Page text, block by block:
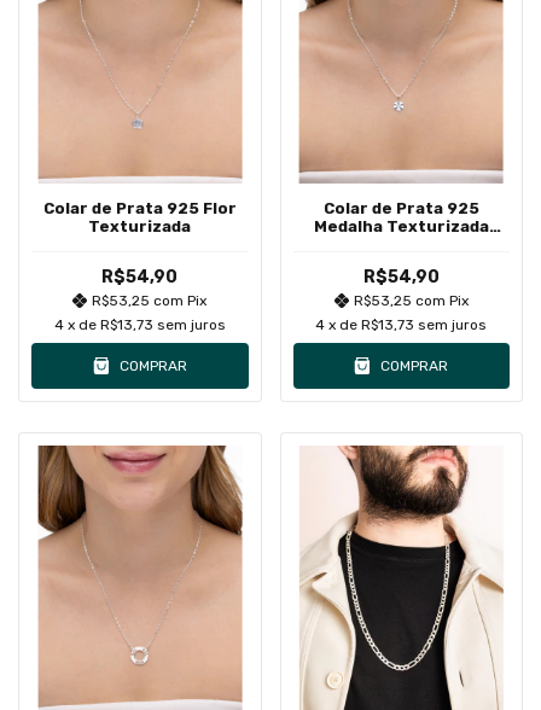
Colar de Prata 925 Flor
Texturizada
R$54,90
R$53,25com Pix
4 x de R$13,73 sem juros
COMPRAR
Colar de Prata 925
Medalha Texturizada
R$54,90
R$53,25 com Pix
4 x deR$13,73 sem juros
COMPRAR